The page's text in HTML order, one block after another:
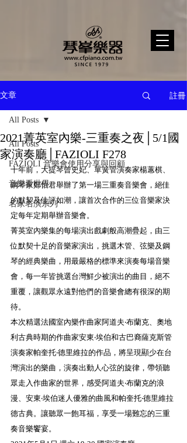
文章 註冊
All Posts
FAZIOLI 音樂會使用分享與回顧
音樂看世界
名家名演系列
All Posts
2021菁英室內樂-三重奏之夜│5/1國
家演奏廳│FAZIOLI F278
十年前，大提琴曾史妃、單簧管演奏家楊蕙棋、
鋼琴家鄭怡君舉辦了第一場三重奏音樂會，絕佳
的默契及佳評如潮，讓首次合作的三位音樂家決
定每年定期舉辦音樂會。
菁英室內樂集的每場演出戲劇般高潮疊起，由三
位默契十足的音樂家演出，挑選木管、弦樂及鋼
琴的經典樂曲，用最嚴格的標準來演奏每場音樂
會，每一年皆挑選台灣鮮少被演出的曲目，絕不
重覆，讓觀眾永遠對他們的音樂會總有很深的期
待。
本次精選法國室內樂作曲家阿道夫‧布蘭克、奧地
利古典時期的作曲家安東‧埃伯和古巴裔薩克斯管
演奏家帕奎托‧德里維拉的作品，將呈現顯少在台
灣演出的樂曲，演奏出動人心弦的旋律，帶領聽
眾走入作曲家的世界，感受阿道夫‧布蘭克的浪
漫、安東‧埃伯迷人優雅的曲風和帕奎托‧德里維拉
德古典。讓聽眾一飽耳福，享受一場難忘的三重
奏音樂饗宴。